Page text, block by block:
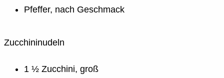
Pfeffer, nach Geschmack
Zucchininudeln
1 ½ Zucchini, groß